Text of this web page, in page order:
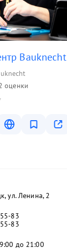
Bauknecht
оценки
ул. Ленина, 2
83
83
до 21:00